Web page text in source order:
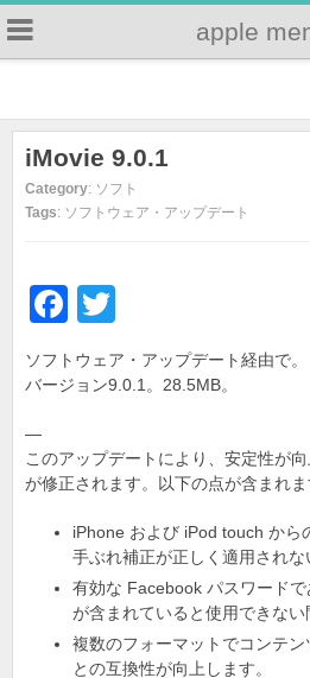
apple
iMovie 9.0.1
Category: ソフト
Tags: ソフトウェア・アップデート
F
a
c
b
o
o
k
tt
ソフトウェア・アップデート経由で。
バージョン9.0.1。28.5MB。
—
このアップデートにより、安定性が
が修正されます。以下の点が含まれま
iPhone および iPod touch から
手ぶれ補正が正しく適用されな
有効な Facebook パスワード
が含まれていると使用できない
複数のフォーマットでコンテ
との互換性が向上します。